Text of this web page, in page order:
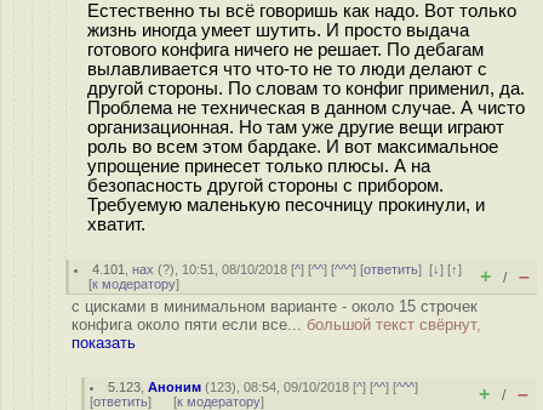
Естественно ты всё говоришь как надо. Вот только
жизнь иногда умеет шутить. И просто выдача
готового конфига ничего не решает. По дебагам
вылавливается что что-то не то люди делают с
другой стороны. По словам то конфиг применил, да.
Проблема не техническая в данном случае. А чисто
организационная. Но там уже другие вещи играют
роль во всем этом бардаке. И вот максимальное
упрощение принесет только плюсы. А на
безопасность другой стороны с прибором.
Требуемую маленькую песочницу прокинули, и
хватит.
4.101 ,нах (?), 10:51, 08/10/2018 [^] [^^] [^^^] [ответить][↓] [↑]
[к модератору] + / –
с цисками в минимальном варианте - около 15 строчек
конфига около пяти если все... большой текст свёрнут,
показать
5.123 ,Аноним (123), 08:54, 09/10/2018 [^] [^^] [^^^]
[ответить] [к модератору] + / –